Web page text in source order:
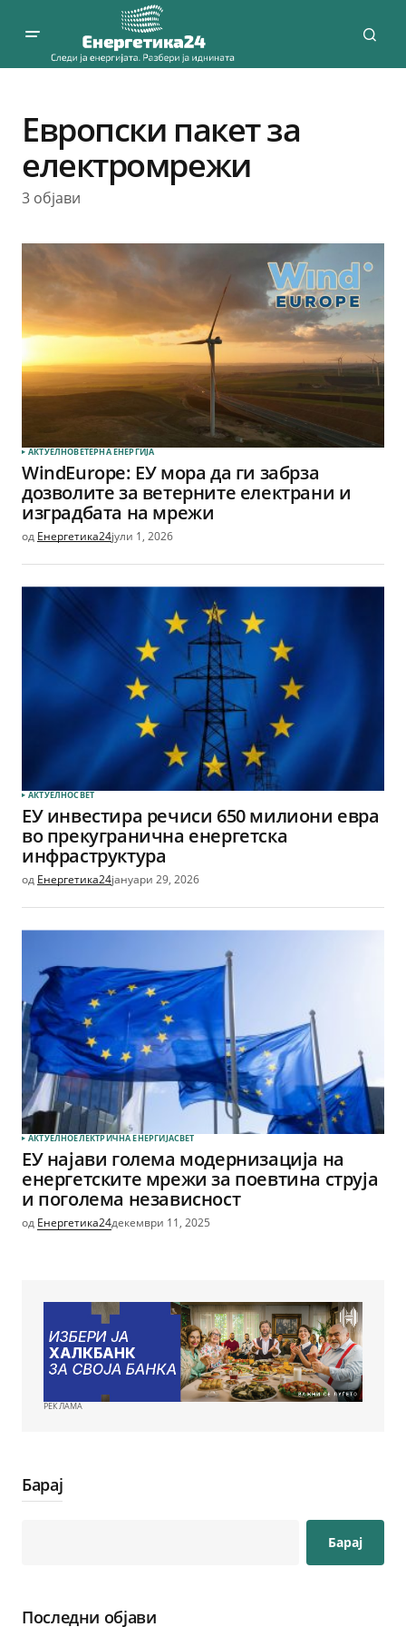
Европски пакет за
електромрежи
3 објави
АКТУЕЛНОВЕТЕРНА EНЕРГИЈА
WindEurope: ЕУ мора да ги забрза
дозволите за ветерните електрани и
изградбата на мрежи
од Енергетика24јули 1, 2026
АКТУЕЛНОСВЕТ
ЕУ инвестира речиси 650 милиони евра
во прекугранична енергетска
инфраструктура
од Енергетика24јануари 29, 2026
АКТУЕЛНОЕЛЕКТРИЧНА ЕНЕРГИЈАСВЕТ
ЕУ најави голема модернизација на
енергетските мрежи за поевтина струја
и поголема независност
од Енергетика24декември 11, 2025
РЕКЛАМА
Барај
Барај
Последни објави